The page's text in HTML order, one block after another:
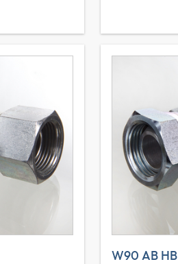
W90 AB HB